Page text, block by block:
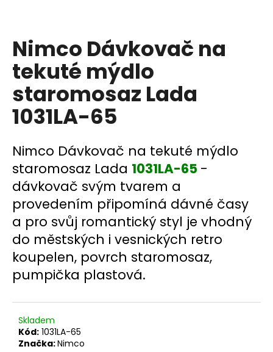
Nimco Dávkovač na
tekuté mýdlo
staromosaz Lada
1031LA-65
Nimco Dávkovač na tekuté mýdlo
staromosaz Lada 1031LA-65 -
dávkovač svým tvarem a
provedením připomíná dávné časy
a pro svůj romantický styl je vhodný
do městských i vesnických retro
koupelen, povrch staromosaz,
pumpička plastová.
Skladem
Kód: 1031LA-65
Značka:Nimco
í
t
?
D
o
p
o
r
u
č
u
j
e
m
e